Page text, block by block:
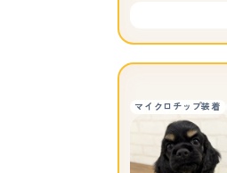
マイクロチップ装着